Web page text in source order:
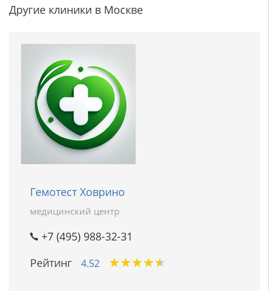
Другие клиники в Москве
Гемотест Ховрино
медицинский центр
+7 (495) 988-32-31
Рейтинг
4.52 ★★★★★
★★★★★